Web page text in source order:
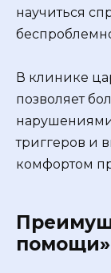
научиться
В клинике
позволяет
триггеров и
комфортом
помощи»